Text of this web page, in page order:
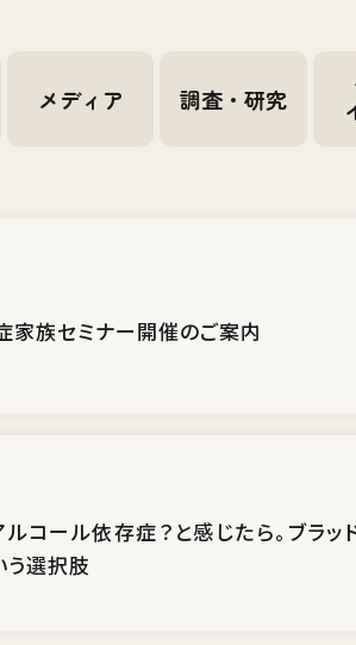
メディア 調査・研究
家族セミナー開催のご案内
コール依存症？と感じたら。ブラッ
う選択肢